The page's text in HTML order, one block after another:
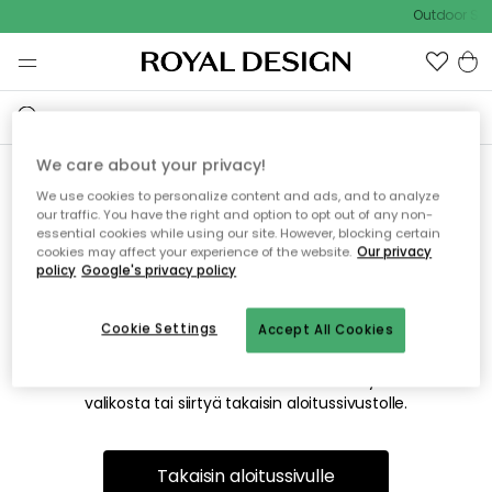
Outdoor
Emme valitettavasti löydä
etsimääsi sivua
Tämä voi johtua siitä, että sivua ei enää ole tai siitä, että se
on siirretty muualle. Pahoittelemme tästä mahdollisesti
valikosta tai siirtyä takaisin aloitussivustolle.
Takaisin aloitussivulle
We care about your privacy!
We use cookies to personalize content and ads, and to analyze
our traffic. You have the right and option to opt out of any non-
essential cookies while using our site. However, blocking certain
cookies may affect your experience of the website. Our privacy
policy Google's privacy policy
Accept All Cookies
Cookie Settings